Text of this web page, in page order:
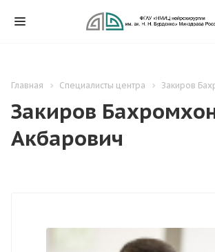
Главная Специалисты центра Закиров
Закиров
Акбарович